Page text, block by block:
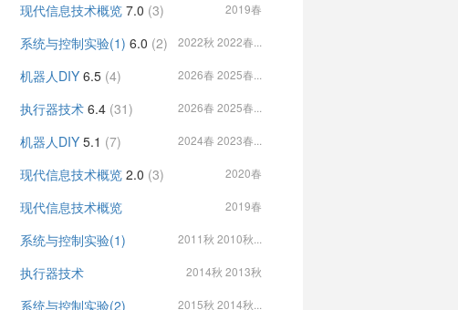
现代信息技术概览 7.0 (3) 2019春
系统与控制实验(1) 6.0 (2) 2022秋 2022春...
机器人DIY 6.5 (4) 2026春 2025春...
执行器技术 6.4 (31) 2026春 2025春...
机器人DIY 5.1 (7) 2024春 2023春...
现代信息技术概览 2.0 (3) 2020春
现代信息技术概览 2019春
系统与控制实验(1) 2011秋 2010秋...
执行器技术 2014秋 2013秋
系统与控制实验(2) 2015秋 2014秋...